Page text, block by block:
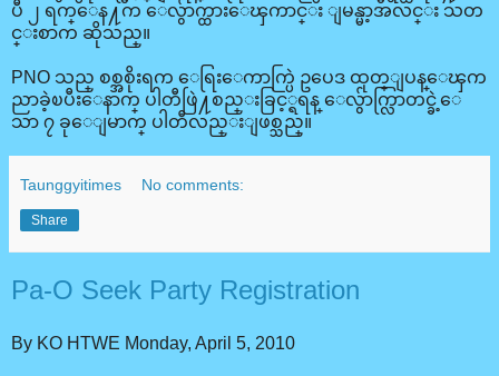
ပီ ၂ ရက္ေန႔က ေလွ်ာက္ထားေၾကာင္း ျမန္မာ့အလင္း သတ
င္းစာက ဆိုသည္။
PNO သည္ စစ္အစိုးရက ေရြးေကာက္ပြဲ ဥပေဒ ထုတ္ျပန္ေၾက
ညာခဲ့ၿပီးေနာက္ ပါတီဖြဲ႔စည္းခြင့္ရရန္ ေလွ်ာက္လြာတင္ခဲ့ေ
သာ ၇ ခုေျမာက္ ပါတီလည္းျဖစ္သည္။
Taunggyitimes No comments:
Share
Pa-O Seek Party Registration
By KO HTWE Monday, April 5, 2010